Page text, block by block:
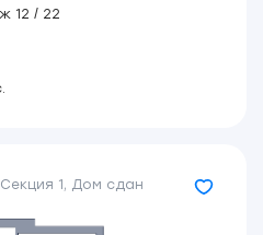
12 / 22
Секция 1, Дом сдан